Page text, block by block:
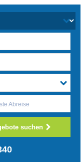
Abreise
suchen